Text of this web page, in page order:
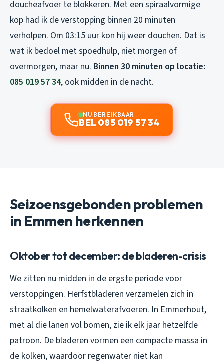
doucheafvoer te blokkeren. Met een spiraalvormige
kop had ik de verstopping binnen 20 minuten
verholpen. Om 03:15 uur kon hij weer douchen. Dat is
wat ik bedoel met spoedhulp, niet morgen of
overmorgen, maar nu. Binnen 30 minuten op locatie:
085 019 57 34, ook midden in de nacht.
NU BEREIKBAAR
BEL 085 019 57 34
Seizoensgebonden problemen
in Emmen herkennen
Oktober tot december: de bladeren-crisis
We zitten nu midden in de ergste periode voor
verstoppingen. Herfstbladeren verzamelen zich in
straatkolken en hemelwaterafvoeren. In Emmerhout,
met al die lanen vol bomen, zie ik elk jaar hetzelfde
patroon. De bladeren vormen een compacte massa in
de kolken, waardoor regenwater niet kan